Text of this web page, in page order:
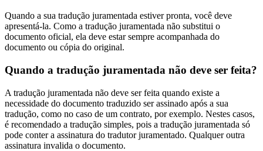
Quando a sua tradução juramentada estiver pronta, você deve
apresentá-la. Como a tradução juramentada não substitui o
documento oficial, ela deve estar sempre acompanhada do
documento ou cópia do original.
Quando a tradução juramentada não deve ser feita?
A tradução juramentada não deve ser feita quando existe a
necessidade do documento traduzido ser assinado após a sua
tradução, como no caso de um contrato, por exemplo. Nestes casos,
é recomendado a tradução simples, pois a tradução juramentada só
pode conter a assinatura do tradutor juramentado. Qualquer outra
assinatura invalida o documento.